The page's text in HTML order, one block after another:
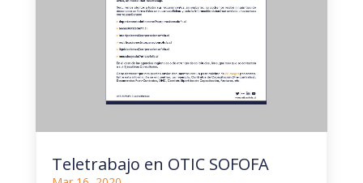
Teletrabajo en OTIC SOFOFA